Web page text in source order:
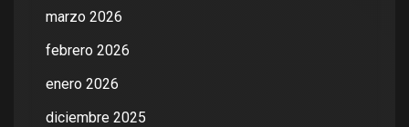
marzo 2026
febrero 2026
enero 2026
diciembre 2025